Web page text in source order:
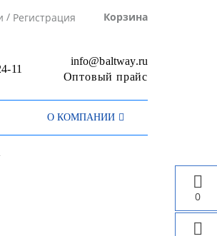
/ Регистрация Корзина
0
11
info@baltway.ru
Оптовый прайс
О КОМПАНИИ